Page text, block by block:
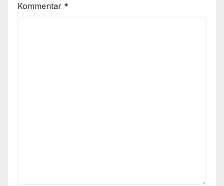
Kommentar *